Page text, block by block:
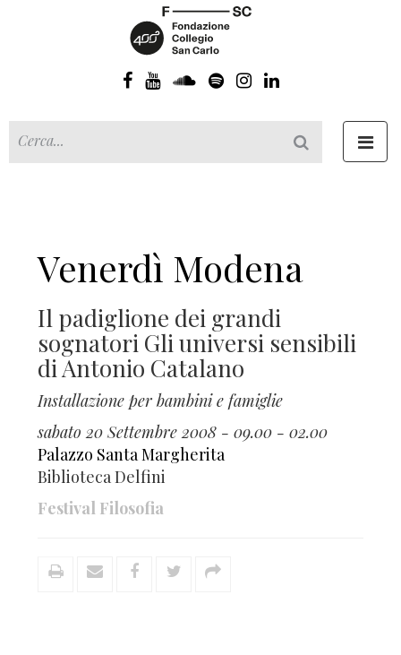
Venerdì Modena
Il padiglione dei grandi
sognatori Gli universi sensibili
di Antonio Catalano
Installazione per bambini e famiglie
sabato 20 Settembre 2008 - 09.00 - 02.00
Palazzo Santa Margherita
Biblioteca Delfini
Festival Filosofia